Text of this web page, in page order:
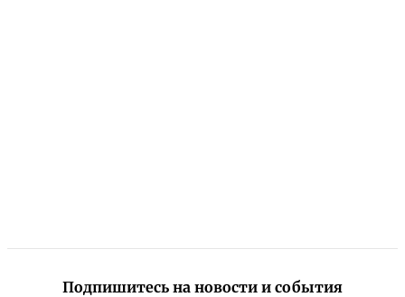
Подпишитесь на новости и события